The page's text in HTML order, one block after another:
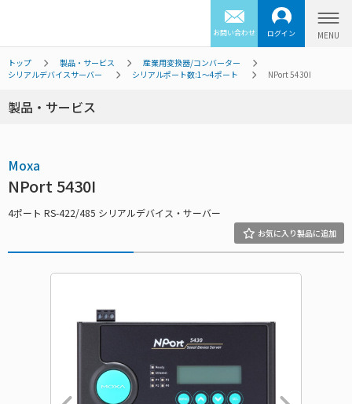
お問い合わせ ログイン
トップ 製品・サービス
産業用変換器/コンバーター
シリアルデバイスサーバー
シリアルポート数:1～4ポート NPort 5430I
製品・サービス
Moxa
NPort 5430I
4ポート RS-422/485 シリアルデバイス・サーバー